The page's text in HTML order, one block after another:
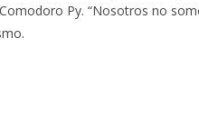
Py. “Nosotros no